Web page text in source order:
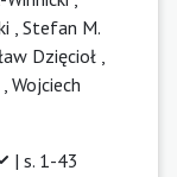
, Stefan M.
Dzięcioł ,
Wojciech
| s. 1-43